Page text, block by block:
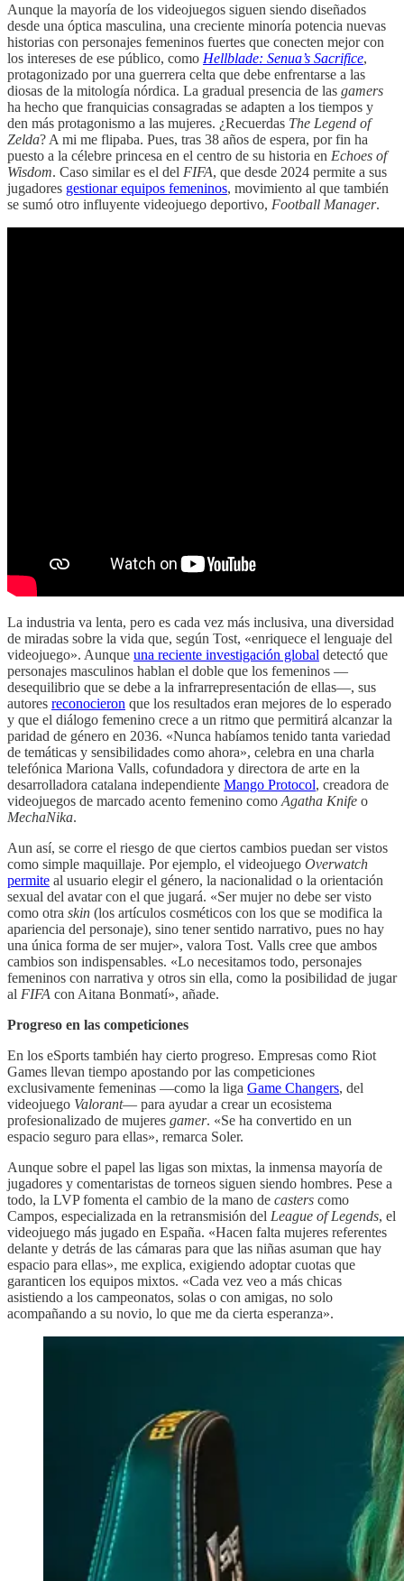
Aunque la mayoría de los videojuegos siguen siendo diseñados
desde una óptica masculina, una creciente minoría potencia nuevas
historias con personajes femeninos fuertes que conecten mejor con
los intereses de ese público, como Hellblade: Senua’s Sacrifice,
protagonizado por una guerrera celta que debe enfrentarse a las
diosas de la mitología nórdica. La gradual presencia de las gamers
ha hecho que franquicias consagradas se adapten a los tiempos y
den más protagonismo a las mujeres. ¿Recuerdas The Legend of
Zelda? A mi me flipaba. Pues, tras 38 años de espera, por fin ha
puesto a la célebre princesa en el centro de su historia en Echoes of
Wisdom. Caso similar es el del FIFA, que desde 2024 permite a sus
jugadores gestionar equipos femeninos, movimiento al que también
se sumó otro influyente videojuego deportivo, Football Manager.
La industria va lenta, pero es cada vez más inclusiva, una diversidad
de miradas sobre la vida que, según Tost, «enriquece el lenguaje del
videojuego». Aunque una reciente investigación global detectó que
personajes masculinos hablan el doble que los femeninos —
desequilibrio que se debe a la infrarrepresentación de ellas—, sus
autores reconocieron que los resultados eran mejores de lo esperado
y que el diálogo femenino crece a un ritmo que permitirá alcanzar la
paridad de género en 2036. «Nunca habíamos tenido tanta variedad
de temáticas y sensibilidades como ahora», celebra en una charla
telefónica Mariona Valls, cofundadora y directora de arte en la
desarrolladora catalana independiente Mango Protocol, creadora de
videojuegos de marcado acento femenino como Agatha Knife o
MechaNika.
Aun así, se corre el riesgo de que ciertos cambios puedan ser vistos
como simple maquillaje. Por ejemplo, el videojuego Overwatch
permite al usuario elegir el género, la nacionalidad o la orientación
sexual del avatar con el que jugará. «Ser mujer no debe ser visto
como otra skin (los artículos cosméticos con los que se modifica la
apariencia del personaje), sino tener sentido narrativo, pues no hay
una única forma de ser mujer», valora Tost. Valls cree que ambos
cambios son indispensables. «Lo necesitamos todo, personajes
femeninos con narrativa y otros sin ella, como la posibilidad de jugar
al FIFA con Aitana Bonmatí», añade.
Progreso en las competiciones
En los eSports también hay cierto progreso. Empresas como Riot
Games llevan tiempo apostando por las competiciones
exclusivamente femeninas —como la liga Game Changers, del
videojuego Valorant— para ayudar a crear un ecosistema
profesionalizado de mujeres gamer. «Se ha convertido en un
espacio seguro para ellas», remarca Soler.
Aunque sobre el papel las ligas son mixtas, la inmensa mayoría de
jugadores y comentaristas de torneos siguen siendo hombres. Pese a
todo, la LVP fomenta el cambio de la mano de casters como
Campos, especializada en la retransmisión del League of Legends, el
videojuego más jugado en España. «Hacen falta mujeres referentes
delante y detrás de las cámaras para que las niñas asuman que hay
espacio para ellas», me explica, exigiendo adoptar cuotas que
garanticen los equipos mixtos. «Cada vez veo a más chicas
asistiendo a los campeonatos, solas o con amigas, no solo
acompañando a su novio, lo que me da cierta esperanza».